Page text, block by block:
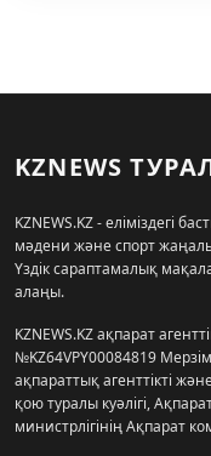
KZNEWS
KZNEWS.KZ - еліміздегі
мәдени және спорт
Үздік сараптамалық
алаңы.
KZNEWS.KZ ақпарат
№KZ64VPY00084819
ақпараттық агенттікті
қою туралы куәлігі,
министрлігінің Ақпарат